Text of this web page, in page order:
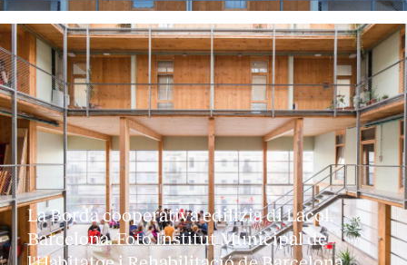
La Borda cooperativa edilizia di Lacol,
Barcelona. Foto Institut Municipal de